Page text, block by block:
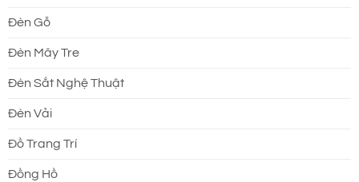
Đèn Gỗ
Đèn Mây Tre
Đèn Sắt Nghệ Thuật
Đèn Vải
Đồ Trang Trí
Đồng Hồ